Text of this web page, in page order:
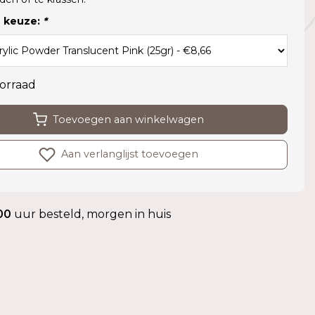
keuze: *
Toevoegen aan winkelwagen
Aan verlanglijst toevoegen
uur besteld, morgen in huis